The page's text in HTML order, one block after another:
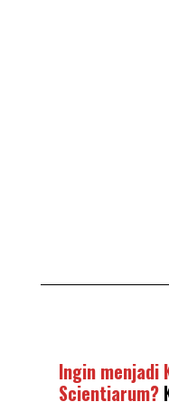
Ingin menjadi
Scientiarum?